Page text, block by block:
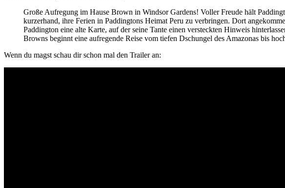
Große Aufregung im Hause Brown in Windsor Gardens! Voller Freude hält
kurzerhand, ihre Ferien in Paddingtons Heimat Peru zu verbringen. Dort
Paddington eine alte Karte, auf der seine Tante einen versteckten Hinweis
Browns beginnt eine aufregende Reise vom tiefen Dschungel des Amazonas bis
Wenn du magst schau dir schon mal den Trailer an: